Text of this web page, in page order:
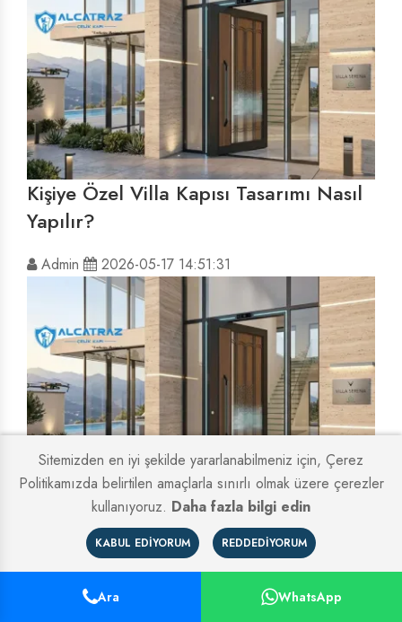
Kişiye Özel Villa Kapısı Tasarımı Nasıl
Yapılır?
Admin 2026-05-17 14:51:31
İstanbul Villa Kapısı Modelleri ve
Fiyatları
Admin 2026-05-17 14:51:34
Sitemizden en iyi şekilde yararlanabilmeniz için, Çerez
Politikamızda belirtilen amaçlarla sınırlı olmak üzere çerezler
kullanıyoruz. Daha fazla bilgi edin
KABUL EDIYORUM REDDEDIYORUM
Ara WhatsApp